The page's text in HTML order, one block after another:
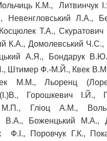
К.М., Литвинчук
Невенгловський Л.А.,
Т.А.,
К.А., Домолевський Ч.С.,
А.Я., Бондарук
Штимер Ф.-М.Й., Квек
М.М., Льоренц
Горошкевич І.Й.,
М.П., Гліоц А.М.,
В.А., Боженцький М.А.,
Ф.І., Поровчук Г.К.,